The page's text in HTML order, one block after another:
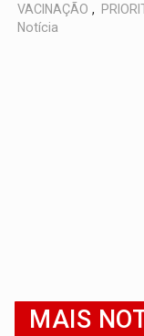
VACINAÇÃO ,
Notícia
MAIS